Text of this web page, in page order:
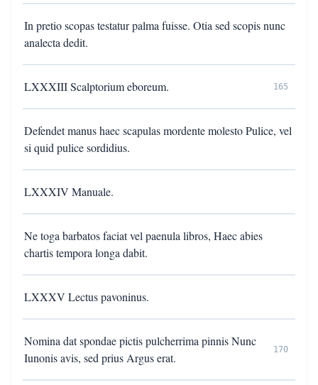
In pretio scopas testatur palma fuisse. Otia sed scopis nunc
analecta dedit.
LXXXIII Scalptorium eboreum. 165
Defendet manus haec scapulas mordente molesto Pulice, vel
si quid pulice sordidius.
LXXXIV Manuale.
Ne toga barbatos faciat vel paenula libros, Haec abies
chartis tempora longa dabit.
LXXXV Lectus pavoninus.
Nomina dat spondae pictis pulcherrima pinnis Nunc
Iunonis avis, sed prius Argus erat.
170